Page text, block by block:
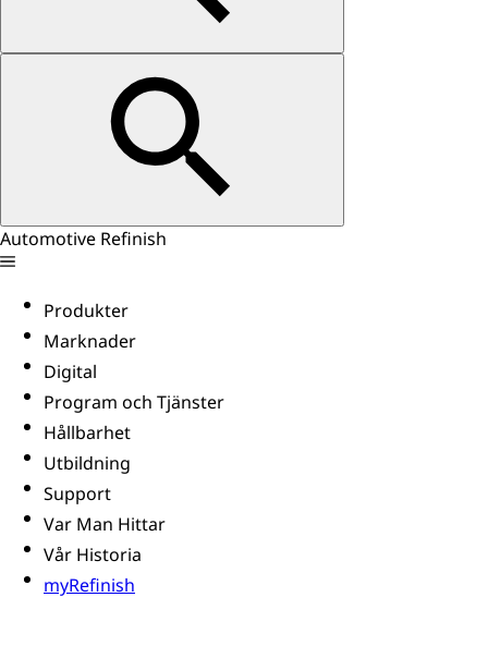
Automotive Refinish
Produkter
Marknader
Digital
Program och Tjänster
Hållbarhet
Utbildning
Support
Var Man Hittar
Vår Historia
myRefinish